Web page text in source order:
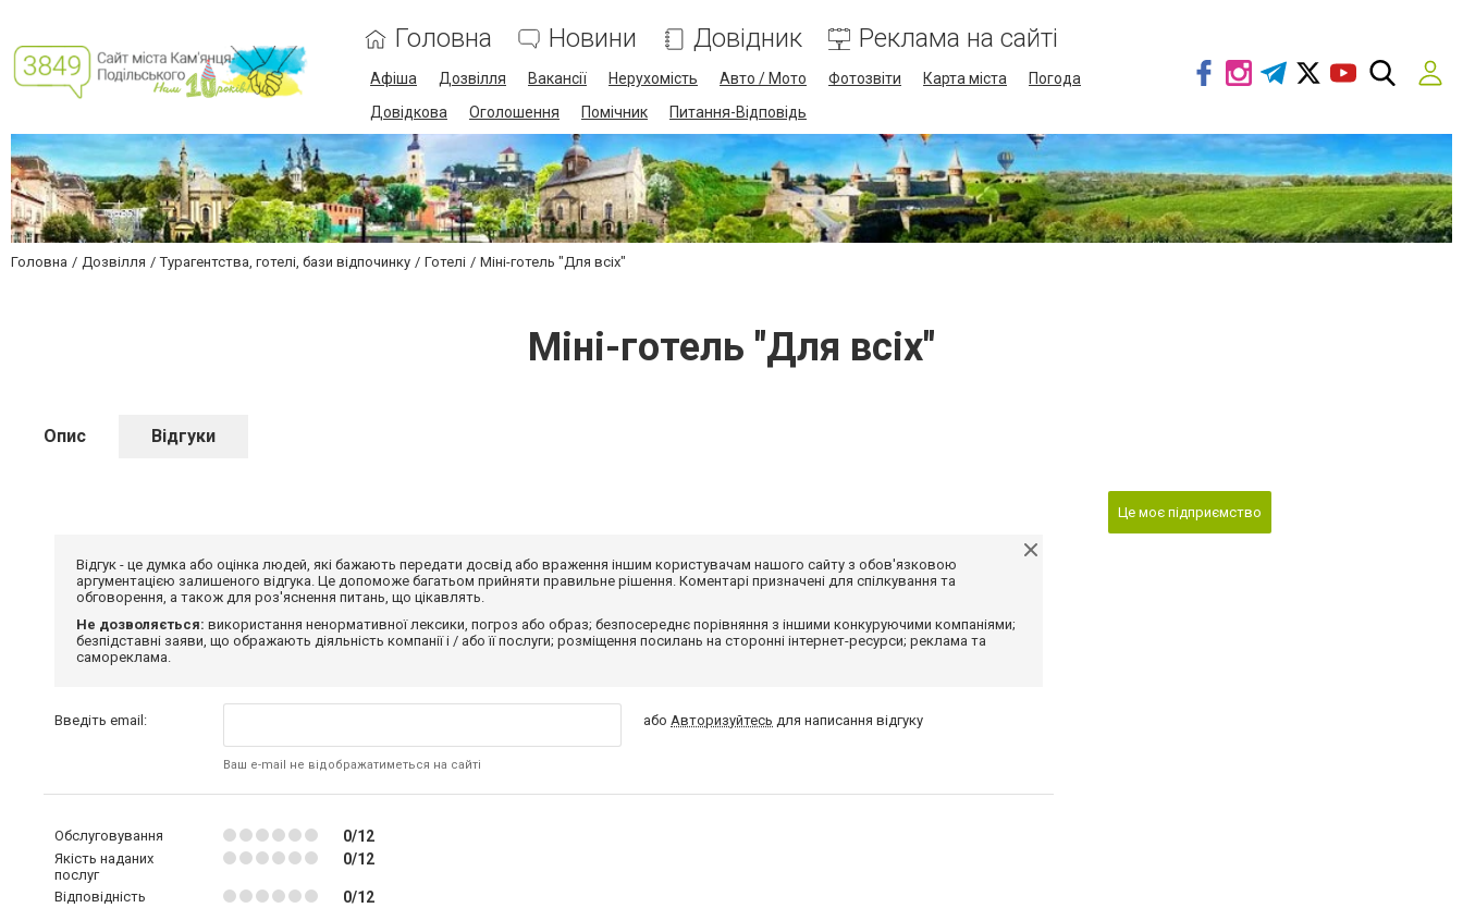
Головна Новини Довідник Реклама на сайті
Афіша Дозвілля Вакансії Нерухомість Авто / Мото Фотозвіти Карта міста
Погода
Довідкова
Оголошення Помічник Питання-Відповідь
Головна Дозвілля Турагентства, готелі, бази відпочинку Готелі Міні-готель "Для всіх"
Міні-готель "Для всіх"
Опис Відгуки
Відгук - це думка або оцінка людей, які бажають передати досвід або враження іншим користувачам нашого сайту з обов'язковою
аргументацією залишеного відгука. Це допоможе багатьом прийняти правильне рішення. Коментарі призначені для спілкування та
обговорення, а також для роз'яснення питань, що цікавлять.
Не дозволяється: використання ненормативної лексики, погроз або образ; безпосереднє порівняння з іншими конкуруючими компаніями;
безпідставні заяви, що ображають діяльність компанії і / або її послуги; розміщення посилань на сторонні інтернет-ресурси; реклама та
самореклама.
Введіть email:
Ваш e-mail не відображатиметься на сайті
абоАвторизуйтесь для написання відгуку
Обслуговування 0/12
Якість наданих
послуг
0/12
Відповідність
0/12
Це моє підприємство